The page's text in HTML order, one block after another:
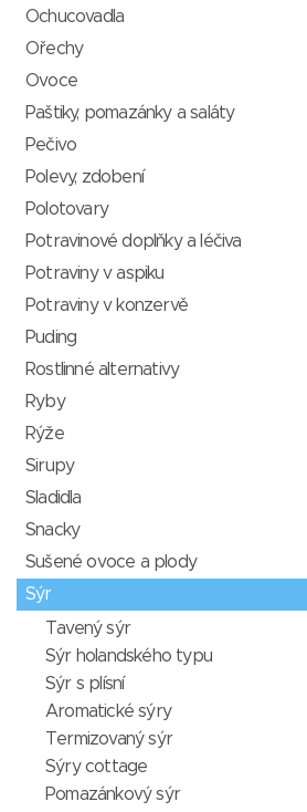
Ochucovadla
Ořechy
Ovoce
Paštiky, pomazánky a saláty
Pečivo
Polevy, zdobení
Polotovary
Potravinové doplňky a léčiva
Potraviny v aspiku
Potraviny v konzervě
Puding
Rostlinné alternativy
Ryby
Rýže
Sirupy
Sladidla
Snacky
Sušené ovoce a plody
Sýr
Tavený sýr
Sýr holandského typu
Sýr s plísní
Aromatické sýry
Termizovaný sýr
Sýry cottage
Pomazánkový sýr